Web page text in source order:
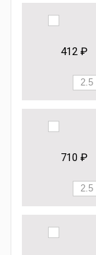
412 ₽
710 ₽